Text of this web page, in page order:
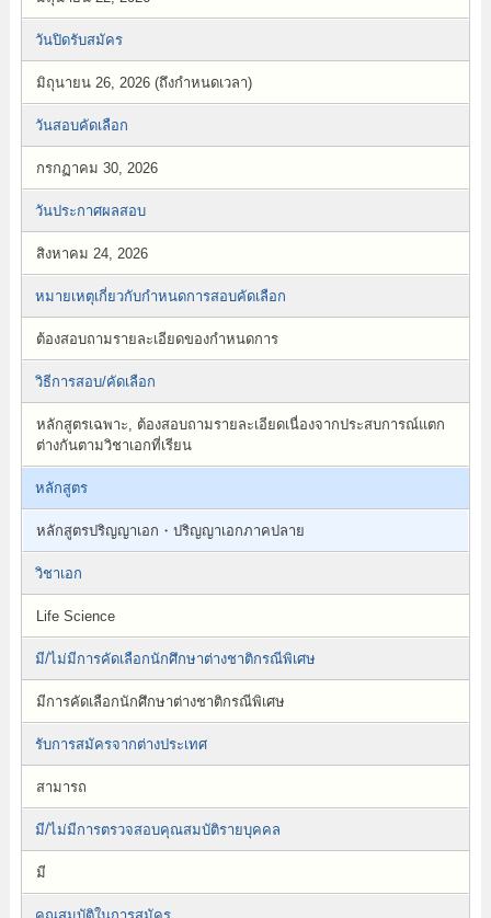
วันปิดรับสมัคร
มิถุนายน 26, 2026 (ถึงกำหนดเวลา)
วันสอบคัดเลือก
กรกฏาคม 30, 2026
วันประกาศผลสอบ
สิงหาคม 24, 2026
หมายเหตุเกี่ยวกับกำหนดการสอบคัดเลือก
ต้องสอบถามรายละเอียดของกำหนดการ
วิธีการสอบ/คัดเลือก
หลักสูตรเฉพาะ, ต้องสอบถามรายละเอียดเนื่องจากประสบการณ์แตก
ต่างกันตามวิชาเอกที่เรียน
หลักสูตร
หลักสูตรปริญญาเอก・ปริญญาเอกภาคปลาย
วิชาเอก
Life Science
มี/ไม่มีการคัดเลือกนักศึกษาต่างชาติกรณีพิเศษ
มีการคัดเลือกนักศึกษาต่างชาติกรณีพิเศษ
รับการสมัครจากต่างประเทศ
สามารถ
มี/ไม่มีการตรวจสอบคุณสมบัติรายบุคคล
มี